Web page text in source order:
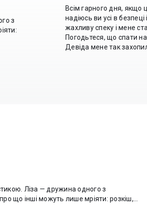
Всім гарного дня, якщо
надіюсь ви усі в
жахливу спеку і мене
Погодьтеся, що спати
Девіда мене так
з
що інші можуть лише мріяти: розкіш,...